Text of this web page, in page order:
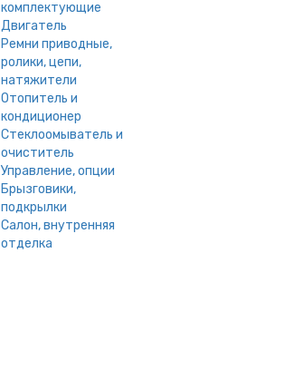
комплектующие
Двигатель
Ремни приводные,
ролики, цепи,
натяжители
Отопитель и
кондиционер
Стеклоомыватель и
очиститель
Управление, опции
Брызговики,
подкрылки
Салон, внутренняя
отделка